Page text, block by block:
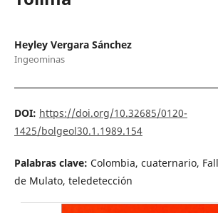
Heyley Vergara Sánchez
Ingeominas
DOI: https://doi.org/10.32685/0120-
1425/bolgeol30.1.1989.154
Palabras clave: Colombia, cuaternario,
de Mulato, teledetección